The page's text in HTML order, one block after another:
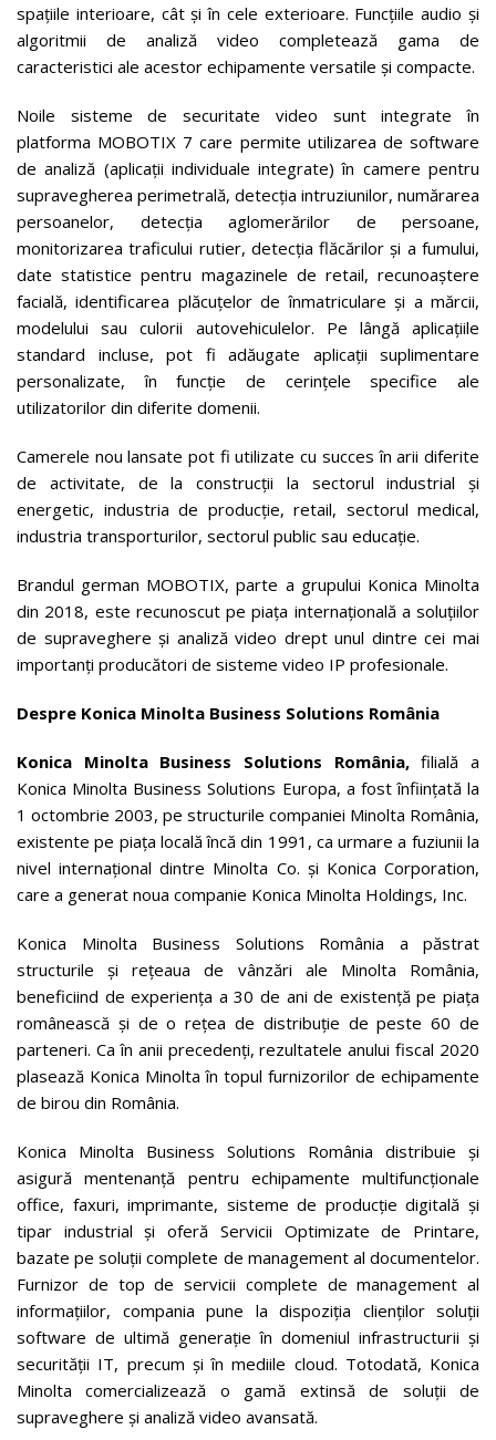
spațiile interioare, cât și în cele exterioare. Funcțiile audio și
algoritmii de analiză video completează gama de
caracteristici ale acestor echipamente versatile și compacte.
Noile sisteme de securitate video sunt integrate în
platforma MOBOTIX 7 care permite utilizarea de software
de analiză (aplicații individuale integrate) în camere pentru
supravegherea perimetrală, detecția intruziunilor, numărarea
persoanelor, detecția aglomerărilor de persoane,
monitorizarea traficului rutier, detecția flăcărilor și a fumului,
date statistice pentru magazinele de retail, recunoaștere
facială, identificarea plăcuțelor de înmatriculare și a mărcii,
modelului sau culorii autovehiculelor. Pe lângă aplicațiile
standard incluse, pot fi adăugate aplicații suplimentare
personalizate, în funcție de cerințele specifice ale
utilizatorilor din diferite domenii.
Camerele nou lansate pot fi utilizate cu succes în arii diferite
de activitate, de la construcții la sectorul industrial și
energetic, industria de producție, retail, sectorul medical,
industria transporturilor, sectorul public sau educație.
Brandul german MOBOTIX, parte a grupului Konica Minolta
din 2018, este recunoscut pe piaţa internaţională a soluţiilor
de supraveghere și analiză video drept unul dintre cei mai
importanţi producători de sisteme video IP profesionale.
Despre Konica Minolta Business Solutions România
Konica Minolta Business Solutions România,filială a
Konica Minolta Business Solutions Europa, a fost înfiinţată la
1 octombrie 2003, pe structurile companiei Minolta România,
existente pe piaţa locală încă din 1991, ca urmare a fuziunii la
nivel internaţional dintre Minolta Co. şi Konica Corporation,
care a generat noua companie Konica Minolta Holdings, Inc.
Konica Minolta Business Solutions România a păstrat
structurile şi reţeaua de vânzări ale Minolta România,
beneficiind de experienţa a 30 de ani de existenţă pe piaţa
românească şi de o reţea de distribuţie de peste 60 de
parteneri. Ca în anii precedenţi, rezultatele anului fiscal 2020
plasează Konica Minolta în topul furnizorilor de echipamente
de birou din România.
Konica Minolta Business Solutions România distribuie și
asigură mentenanță pentru echipamente multifuncţionale
office, faxuri, imprimante, sisteme de producție digitală și
tipar industrial şi oferă Servicii Optimizate de Printare,
bazate pe soluţii complete de management al documentelor.
Furnizor de top de servicii complete de management al
informațiilor, compania pune la dispoziția clienților soluții
software de ultimă generație în domeniul infrastructurii și
securității IT, precum și în mediile cloud. Totodată, Konica
Minolta comercializează o gamă extinsă de soluții de
supraveghere și analiză video avansată.